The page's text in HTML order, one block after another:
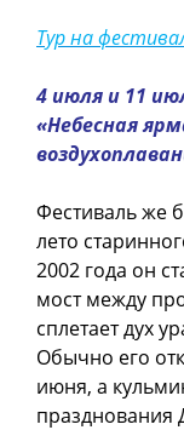
Тур на
4 июля и 11
«Небесная
Фестиваль же
лето
2002 года он
мост между
сплетает дух
Обычно его
июня, а
празднования